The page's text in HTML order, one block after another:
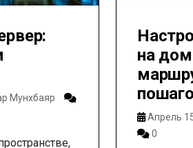
Мунхбаяр
на
Апрель
0